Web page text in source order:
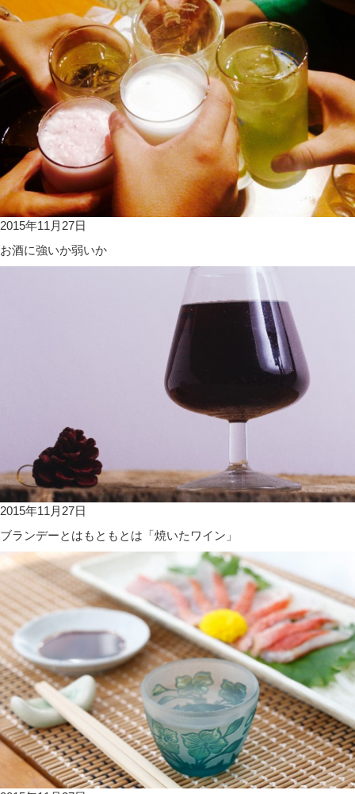
2015年11月27日
お酒に強いか弱いか
2015年11月27日
ブランデーとはもともとは「焼いたワイン」